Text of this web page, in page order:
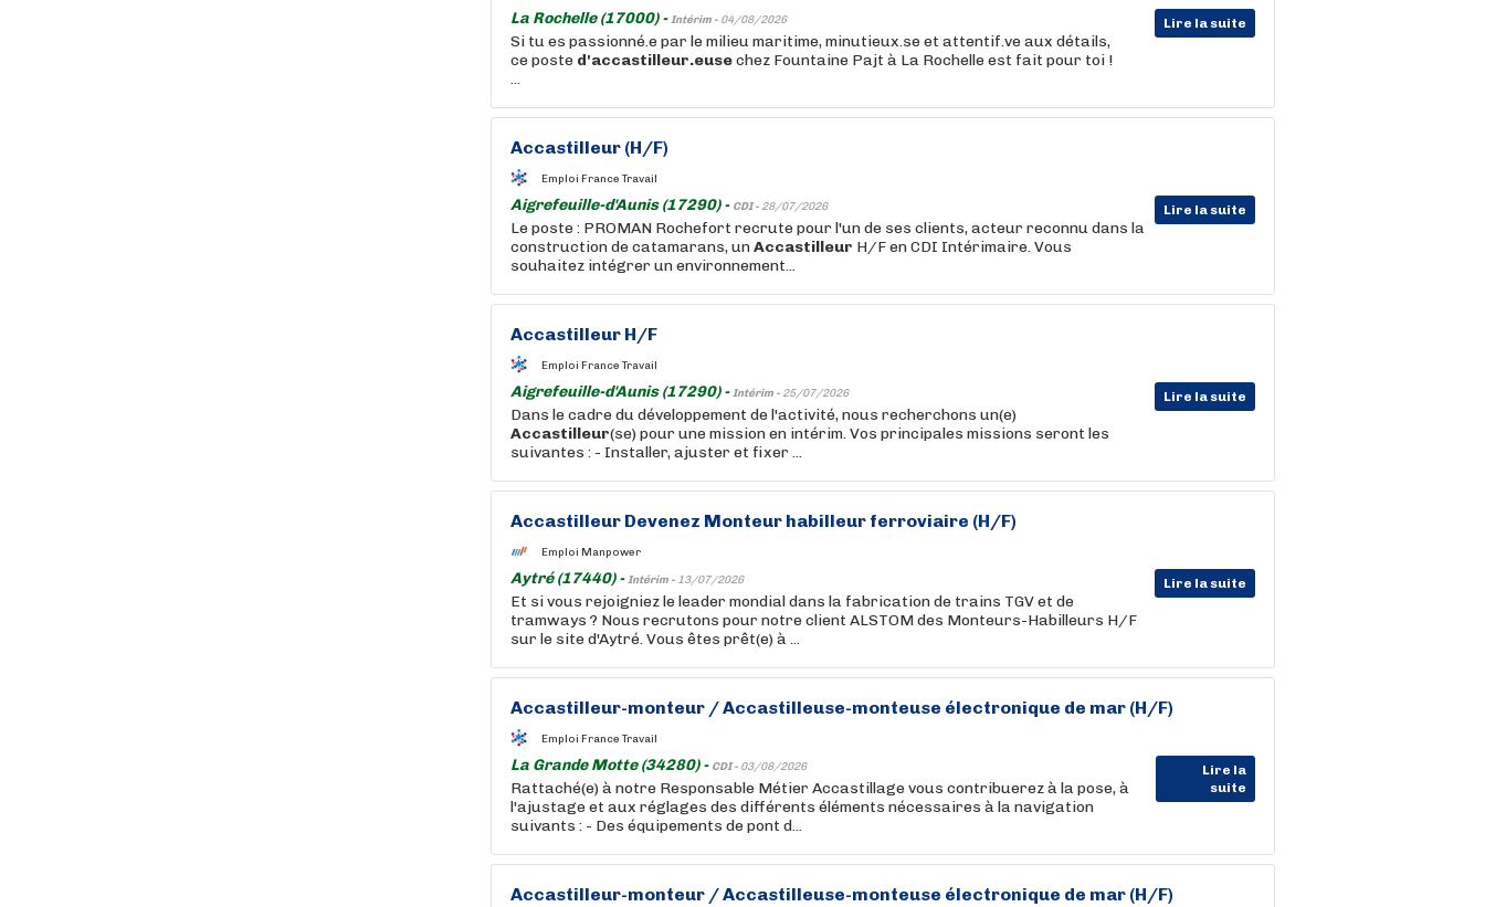
La Rochelle (17000) -Intérim - 04/08/2026 Lire la suite
Si tu es passionné.e par le milieu maritime, minutieux.se et attentif.ve aux détails,
ce poste d'accastilleur.eusechez Fountaine Pajt à La Rochelle est fait pour toi !
...
Accastilleur (H/F)
Emploi France Travail
Aigrefeuille-d'Aunis (17290) - CDI - 28/07/2026 Lire la suite
Le poste : PROMAN Rochefort recrute pour l'un de ses clients, acteur reconnu dans la
construction de catamarans, unAccastilleur H/F en CDI Intérimaire. Vous
souhaitez intégrer un environnement...
Accastilleur H/F
Emploi France Travail
Aigrefeuille-d'Aunis (17290) -Intérim - 25/07/2026 Lire la suite
Dans le cadre du développement de l'activité, nous recherchons un(e)
Accastilleur(se) pour une mission en intérim. Vos principales missions seront les
suivantes : - Installer, ajuster et fixer ...
Accastilleur Devenez Monteur habilleur ferroviaire (H/F)
Emploi Manpower
Aytré (17440) -Intérim - 13/07/2026 Lire la suite
Et si vous rejoigniez le leader mondial dans la fabrication de trains TGV et de
tramways ? Nous recrutons pour notre client ALSTOM des Monteurs-Habilleurs H/F
sur le site d'Aytré. Vous êtes prêt(e) à ...
Accastilleur-monteur / Accastilleuse-monteuse électronique de mar (H/F)
Emploi France Travail
La Grande Motte (34280) - CDI - 03/08/2026
Lire la
suite
Rattaché(e) à notre Responsable Métier Accastillage vous contribuerez à la pose, à
l'ajustage et aux réglages des différents éléments nécessaires à la navigation
suivants : - Des équipements de pont d...
Accastilleur-monteur / Accastilleuse-monteuse électronique de mar (H/F)